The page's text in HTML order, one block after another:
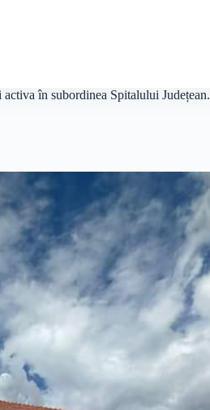
în subordinea Spitalului Județean.